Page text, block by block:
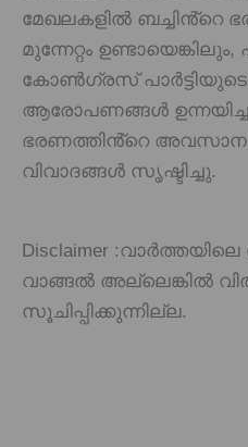
മേഖലകളിൽ ബച്ചിൻ്റെ
മുന്നേറ്റം
കോൺഗ്രസ്
ആരോപണങ്ങൾ
ഭരണത്തിൻ്റെ അവസാന
വിവാദങ്ങൾ സൃഷ്ടിച്ചു.
Disclaimer :വാർത്തയിലെ
വാങ്ങൽ അല്ലെങ്കിൽ
സൂചിപ്പിക്കുന്നില്ല.